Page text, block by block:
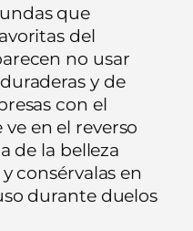
que
del
no usar
y de
con el
en el reverso
de la belleza
consérvalas en
durante duelos